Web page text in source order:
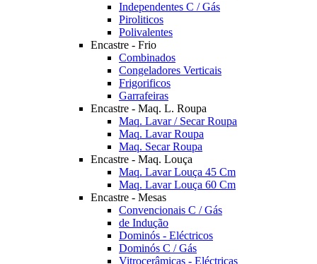
Independentes C / Gás
Piroliticos
Polivalentes
Encastre - Frio
Combinados
Congeladores Verticais
Frigorificos
Garrafeiras
Encastre - Maq. L. Roupa
Maq. Lavar / Secar Roupa
Maq. Lavar Roupa
Maq. Secar Roupa
Encastre - Maq. Louça
Maq. Lavar Louça 45 Cm
Maq. Lavar Louça 60 Cm
Encastre - Mesas
Convencionais C / Gás
de Indução
Dominós - Eléctricos
Dominós C / Gás
Vitrocerâmicas - Eléctricas